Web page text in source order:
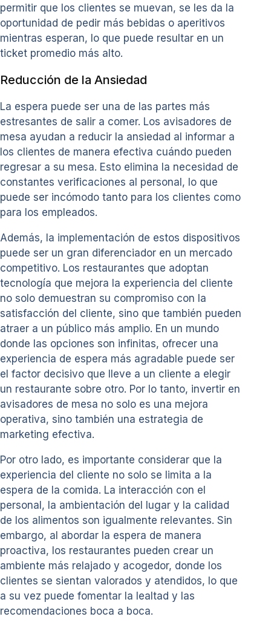
permitir que los clientes se muevan, se les da la
oportunidad de pedir más bebidas o aperitivos
mientras esperan, lo que puede resultar en un
ticket promedio más alto.
Reducción de la Ansiedad
La espera puede ser una de las partes más
estresantes de salir a comer. Los avisadores de
mesa ayudan a reducir la ansiedad al informar a
los clientes de manera efectiva cuándo pueden
regresar a su mesa. Esto elimina la necesidad de
constantes verificaciones al personal, lo que
puede ser incómodo tanto para los clientes como
para los empleados.
Además, la implementación de estos dispositivos
puede ser un gran diferenciador en un mercado
competitivo. Los restaurantes que adoptan
tecnología que mejora la experiencia del cliente
no solo demuestran su compromiso con la
satisfacción del cliente, sino que también pueden
atraer a un público más amplio. En un mundo
donde las opciones son infinitas, ofrecer una
experiencia de espera más agradable puede ser
el factor decisivo que lleve a un cliente a elegir
un restaurante sobre otro. Por lo tanto, invertir en
avisadores de mesa no solo es una mejora
operativa, sino también una estrategia de
marketing efectiva.
Por otro lado, es importante considerar que la
experiencia del cliente no solo se limita a la
espera de la comida. La interacción con el
personal, la ambientación del lugar y la calidad
de los alimentos son igualmente relevantes. Sin
embargo, al abordar la espera de manera
proactiva, los restaurantes pueden crear un
ambiente más relajado y acogedor, donde los
clientes se sientan valorados y atendidos, lo que
a su vez puede fomentar la lealtad y las
recomendaciones boca a boca.